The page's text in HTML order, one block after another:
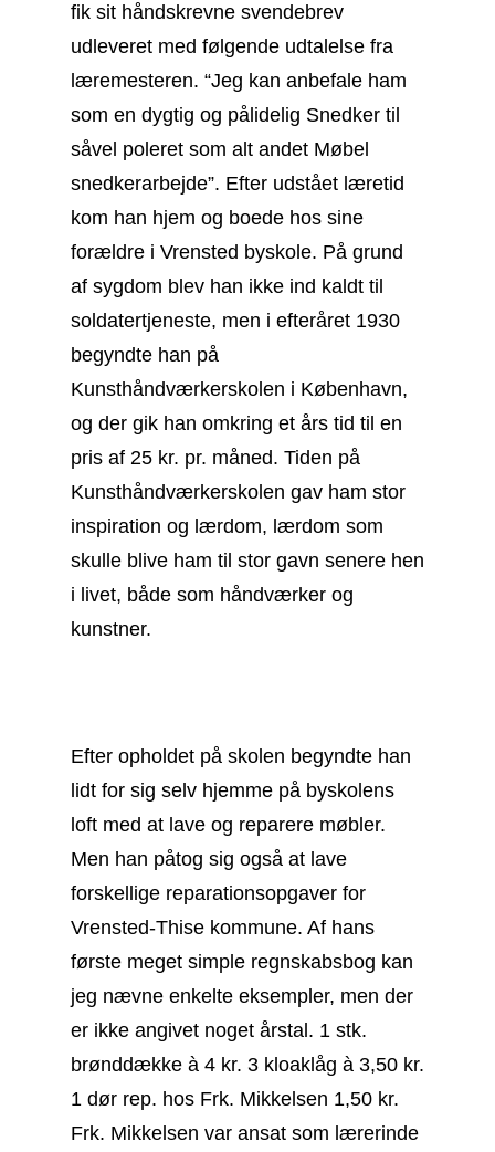
fik sit håndskrevne svendebrev
udleveret med følgende udtalelse fra
læremesteren. “Jeg kan anbefale ham
som en dygtig og pålidelig Snedker til
såvel poleret som alt andet Møbel
snedkerarbejde”. Efter udstået læretid
kom han hjem og boede hos sine
forældre i Vrensted byskole. På grund
af sygdom blev han ikke ind kaldt til
soldatertjeneste, men i efteråret 1930
begyndte han på
Kunsthåndværkerskolen i København,
og der gik han omkring et års tid til en
pris af 25 kr. pr. måned. Tiden på
Kunsthåndværkerskolen gav ham stor
inspiration og lærdom, lærdom som
skulle blive ham til stor gavn senere hen
i livet, både som håndværker og
kunstner.
Efter opholdet på skolen begyndte han
lidt for sig selv hjemme på byskolens
loft med at lave og reparere møbler.
Men han påtog sig også at lave
forskellige reparationsopgaver for
Vrensted-Thise kommune. Af hans
første meget simple regnskabsbog kan
jeg nævne enkelte eksempler, men der
er ikke angivet noget årstal. 1 stk.
brønddække à 4 kr. 3 kloaklåg à 3,50 kr.
1 dør rep. hos Frk. Mikkelsen 1,50 kr.
Frk. Mikkelsen var ansat som lærerinde